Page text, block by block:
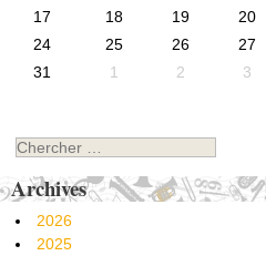
17
18 19 20
24
25 26 27
31
1 2 3
Chercher
Archives
2026
2025